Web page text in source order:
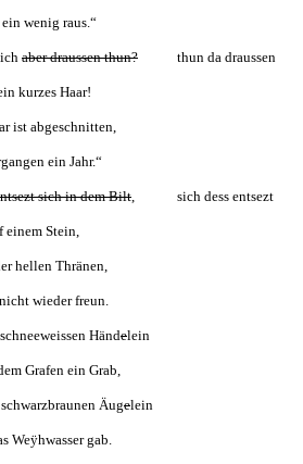
wenig raus.“
aber draussen thun? thun da draussen
kurzes Haar!
ist abgeschnitten,
ein Jahr.“
sich in dem Bilt, sich dess entsezt
einem Stein,
hellen Thränen,
wieder freun.
Händelein
Grafen ein Grab,
Äugelein
Weÿhwasser gab.